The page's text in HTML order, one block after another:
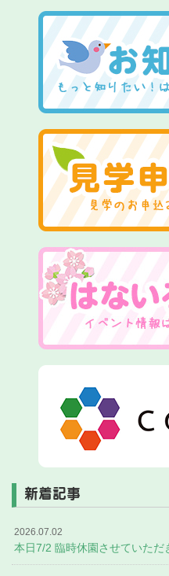
新着記事
2026.07.02
本日7/2 臨時休園させていただ